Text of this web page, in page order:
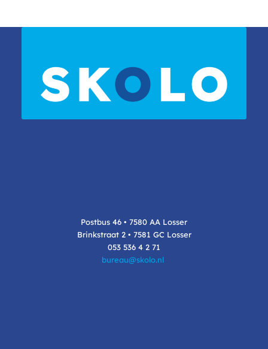
Postbus 46 • 7580 AA Losser
Brinkstraat 2 • 7581 GC Losser
053 536 4 2 71
bureau@skolo.nl